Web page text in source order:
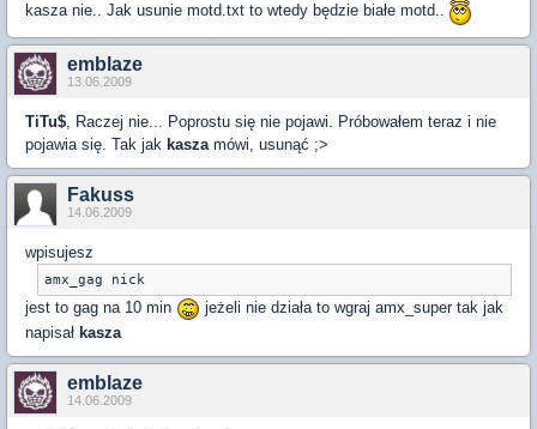
kasza nie.. Jak usunie motd.txt to wtedy będzie białe motd..
emblaze
13.06.2009
TiTu$, Raczej nie... Poprostu się nie pojawi. Próbowałem teraz i nie
pojawia się. Tak jak kaszamówi, usunąć ;>
Fakuss
14.06.2009
wpisujesz
amx_gag nick
jest to gag na 10 min
jeżeli nie działa to wgraj amx_super tak jak
napisał kasza
emblaze
14.06.2009